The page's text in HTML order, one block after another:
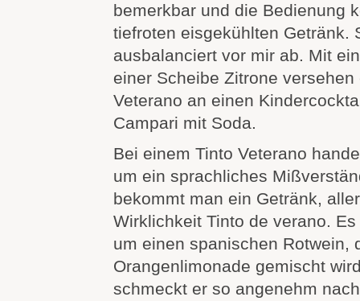
bemerkbar und die Bedienung
tiefroten eisgekühlten Getränk.
ausbalanciert vor mir ab. Mit
einer Scheibe Zitrone
Veterano an einen
Campari mit Soda.
Bei einem Tinto Veterano
um ein sprachliches
bekommt man ein Getränk,
Wirklichkeit Tinto de verano.
um einen spanischen Rotwein,
Orangenlimonade gemischt
schmeckt er so angenehm